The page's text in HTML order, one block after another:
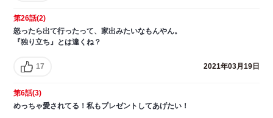
第26話(2)
怒ったら出て行ったって、家出みたいなもんやん。
『独り立ち』とは違くね？
17 2021年03月19日
第6話(3)
めっちゃ愛されてる！私もプレゼントしてあげたい！